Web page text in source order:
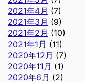
2021年4月 (7)
2021年3月 (9)
2021年2月 (10)
2021年1月 (11)
2020年12月 (7)
2020年11月 (1)
2020年6月 (2)